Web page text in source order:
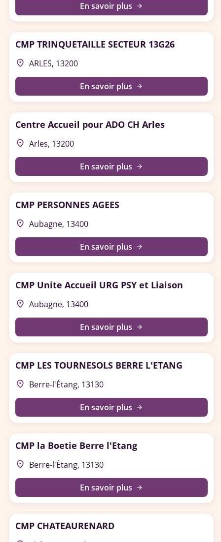
En savoir plus arrow_forward
CMP TRINQUETAILLE SECTEUR 13G26
place ARLES, 13200
En savoir plus arrow_forward
Centre Accueil pour ADO CH Arles
place Arles, 13200
En savoir plus arrow_forward
CMP PERSONNES AGEES
place Aubagne, 13400
En savoir plus arrow_forward
CMP Unite Accueil URG PSY et Liaison
place Aubagne, 13400
En savoir plus arrow_forward
CMP LES TOURNESOLS BERRE L'ETANG
place Berre-l'Étang, 13130
En savoir plus arrow_forward
CMP la Boetie Berre l'Etang
place Berre-l'Étang, 13130
En savoir plus arrow_forward
CMP CHATEAURENARD